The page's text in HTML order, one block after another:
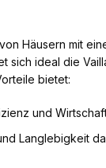
Häusern mit
sich ideal die
bietet:
und
Langlebigkeit